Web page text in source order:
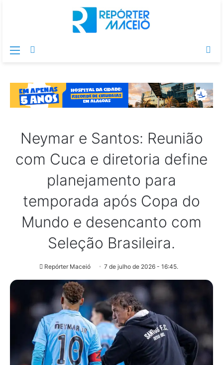
Menu
Neymar e Santos: Reunião
com Cuca e diretoria define
planejamento para
temporada após Copa do
Mundo e desencanto com
Seleção Brasileira.
Repórter Maceió 7 de julho de 2026 - 16:45.